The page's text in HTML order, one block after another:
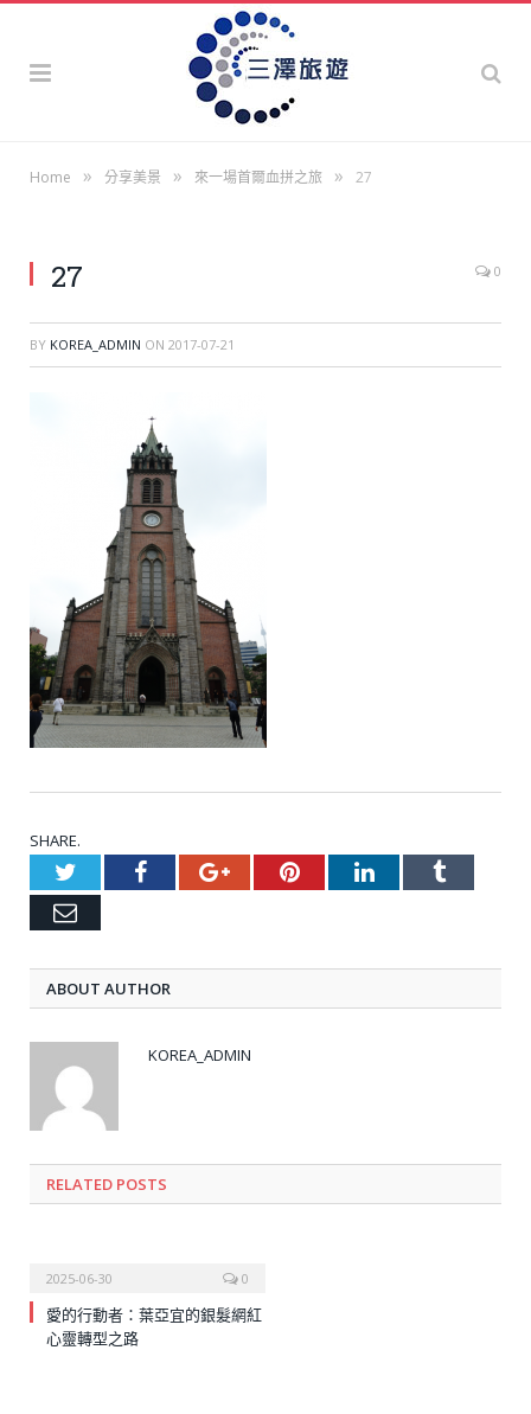
Home » 分享美景 » 來一場首爾血拼之旅 » 27
27 0
BY KOREA_ADMIN ON 2017-07-21
SHARE.
TwitterFacebookGoogle+PinterestLinkedInTumblr
Email
ABOUT AUTHOR
KOREA_ADMIN
RELATED POSTS
2025-06-30 0
愛的行動者：葉亞宜的銀髮網紅
心靈轉型之路